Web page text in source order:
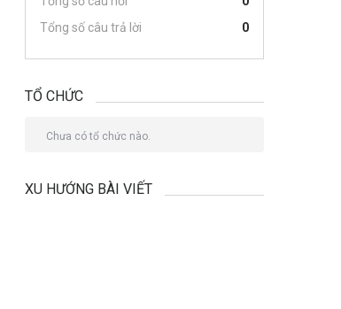
Tổng số câu trả lời
0
TỔ CHỨC
Chưa có tổ chức nào.
XU HƯỚNG BÀI VIẾT